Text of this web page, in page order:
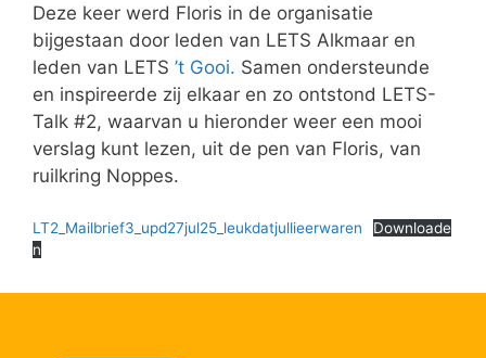
Deze keer werd Floris in de organisatie
bijgestaan door leden van LETS Alkmaar en
leden van LETS ’t Gooi. Samen ondersteunde
en inspireerde zij elkaar en zo ontstond LETS-
Talk #2, waarvan u hieronder weer een mooi
verslag kunt lezen, uit de pen van Floris, van
ruilkring Noppes.
LT2_Mailbrief3_upd27jul25_leukdatjullieerwaren
Downloade
n